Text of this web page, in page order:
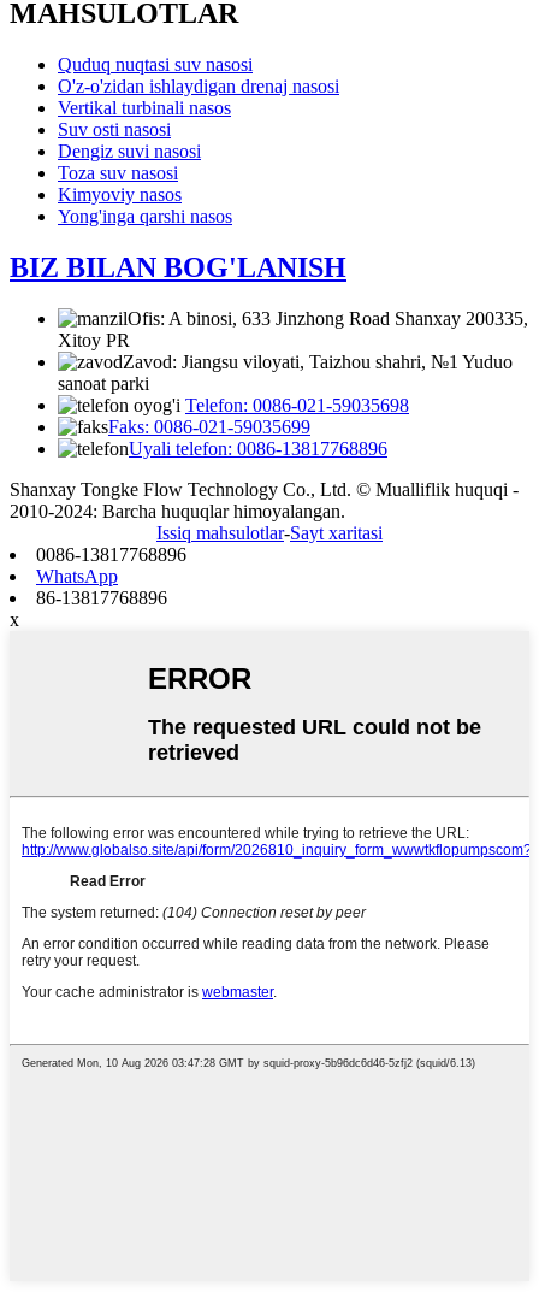
MAHSULOTLAR
Quduq nuqtasi suv nasosi
O'z-o'zidan ishlaydigan drenaj nasosi
Vertikal turbinali nasos
Suv osti nasosi
Dengiz suvi nasosi
Toza suv nasosi
Kimyoviy nasos
Yong'inga qarshi nasos
BIZ BILAN BOG'LANISH
Ofis: A binosi, 633 Jinzhong Road Shanxay 200335,
Xitoy PR
Zavod: Jiangsu viloyati, Taizhou shahri, №1 Yuduo
sanoat parki
Telefon: 0086-021-59035698
Faks: 0086-021-59035699
Uyali telefon: 0086-13817768896
Shanxay Tongke Flow Technology Co., Ltd. © Mualliflik huquqi -
2010-2024: Barcha huquqlar himoyalangan.
Issiq mahsulotlar-Sayt xaritasi
0086-13817768896
WhatsApp
86-13817768896
x